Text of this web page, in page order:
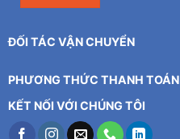
ĐỐI TÁC VẬN CHUYỂN
PHƯƠNG THỨC THANH TOÁN
KẾT NỐI VỚI CHÚNG TÔI